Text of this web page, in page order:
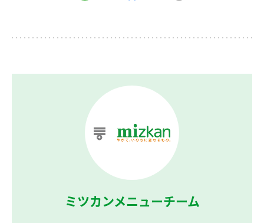
ミツカンメニューチーム